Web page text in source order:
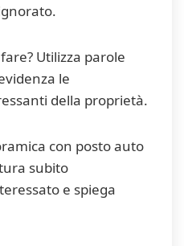
Utilizza parole
le
della proprietà.
con posto auto
subito
e spiega